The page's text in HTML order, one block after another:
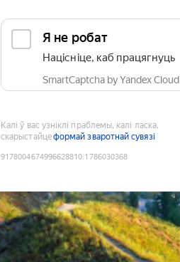
Я не робат
Націсніце, каб працягнуць
SmartCaptcha by Yandex Cloud
Калі ў вас узніклі праблемы, калі ласка,
скарыстайцеформай зваротнай сувязі
9178004674996628810:1786030368